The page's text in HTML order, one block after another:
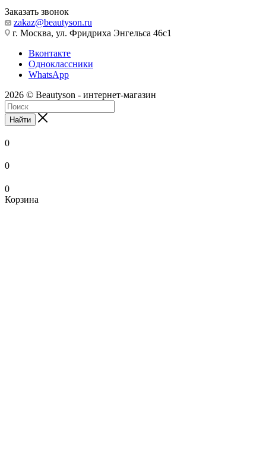
Заказать звонок
zakaz@beautyson.ru
г. Москва, ул. Фридриха Энгельса 46с1
Вконтакте
Одноклассники
WhatsApp
2026 © Beautyson - интернет-магазин
Найти
0
0
0
Корзина